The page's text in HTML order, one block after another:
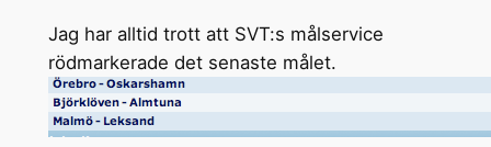
Jag har alltid trott att SVT:s målservice
rödmarkerade det senaste målet.